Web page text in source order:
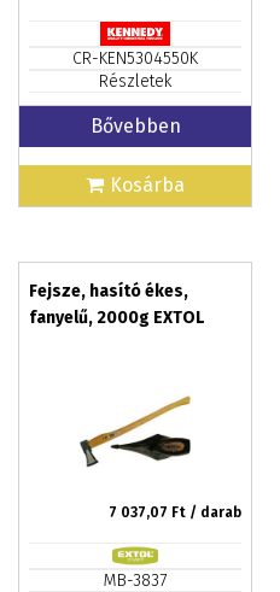
CR-KEN5304550K
Részletek
Bővebben
Kosárba
Fejsze, hasító ékes,
fanyelű, 2000g EXTOL
7 037,07 Ft / darab
MB-3837